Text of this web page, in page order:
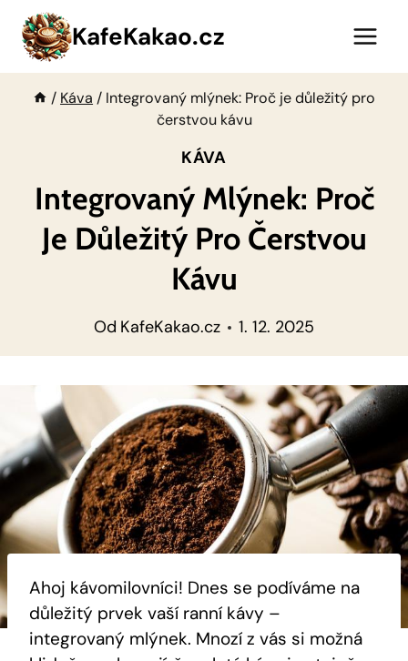
Přeskočit
obsah
KafeKakao.cz
/ Káva / Integrovaný mlýnek: Proč je důležitý pro
čerstvou kávu
KÁVA
Integrovaný Mlýnek: Proč
Je Důležitý Pro Čerstvou
Kávu
Od KafeKakao.cz 1. 12. 2025
Ahoj kávomilovníci! Dnes se podíváme na
důležitý prvek vaší ranní kávy –
integrovaný mlýnek. Mnozí z vás si možná